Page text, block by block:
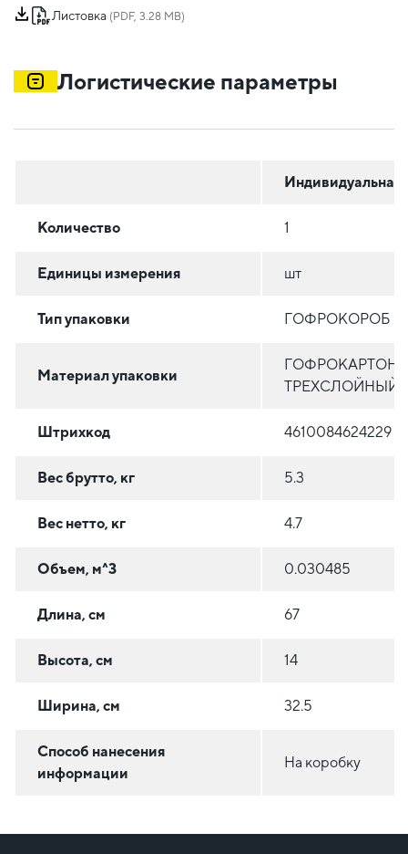
Листовка (PDF, 3.28 MB)
Логистические параметры
Индивидуальная
Количество 1
Единицы измерения шт
Тип упаковки ГОФРОКОРОБ
Материал упаковки
ГОФРОКАРТОН
ТРЕХСЛОЙНЫЙ
Штрихкод 4610084624229
Вес брутто, кг 5.3
Вес нетто, кг 4.7
Объем, м^3 0.030485
Длина, см 67
Высота, см 14
Ширина, см 32.5
Способ нанесения
информации
На коробку